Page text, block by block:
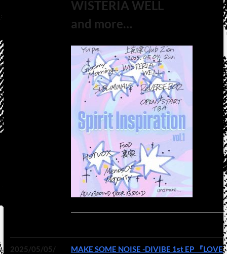
WISTERIA WELL
and more…
2025/05/05/
MAKE SOME NOISE -DIVIBE 1st EP 『LOVE